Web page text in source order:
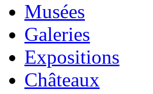
Musées
Galeries
Expositions
Châteaux